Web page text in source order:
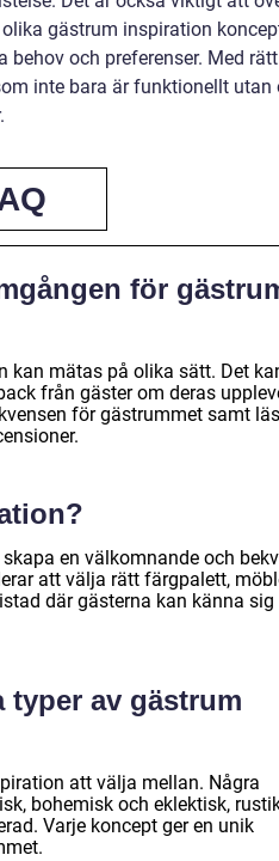
gästrum inspiration
och preferenser. Med rätt
inte bara är funktionellt utan
för
kan mätas på olika sätt. Det
från gäster om deras
för gästrummet samt
en välkomnande och
att välja rätt färgpalett,
där gästerna kan känna sig
typer av gästrum
att välja mellan. Några
bohemisk och eklektisk,
Varje koncept ger en unik